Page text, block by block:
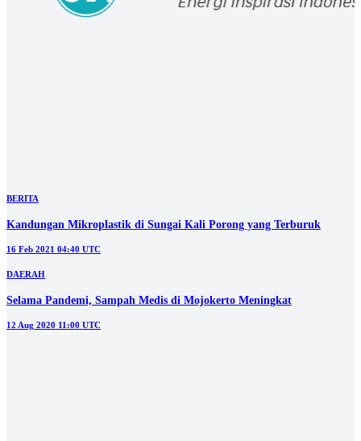
16 Feb 2021 04:40 UTC
DAERAH
Selama Pandemi, Sampah Medis di Mojokerto Meningkat
12 Aug 2020 11:00 UTC